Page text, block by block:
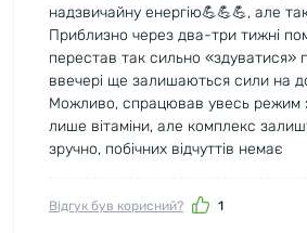
надзвичайну енергію💪💪💪, але
Приблизно через два-три тижні
перестав так сильно «здуватися»
ввечері ще залишаються сили на
Можливо, спрацював увесь режим
лише вітаміни, але комплекс
зручно, побічних відчуттів немає
Відгук був корисний? 1